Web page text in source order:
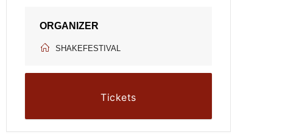
ORGANIZER
SHAKEFESTIVAL
Tickets